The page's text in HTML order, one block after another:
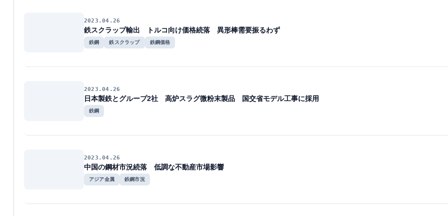
2023.04.26
鉄スクラップ輸出 トルコ向け価格続落 異形棒需要振るわず
鉄鋼 鉄スクラップ 鉄鋼価格
2023.04.26
日本製鉄とグループ2社 高炉スラグ微粉末製品 国交省モデル工事に採用
鉄鋼
2023.04.26
中国の鋼材市況続落 低調な不動産市場影響
アジア金属 鉄鋼市況